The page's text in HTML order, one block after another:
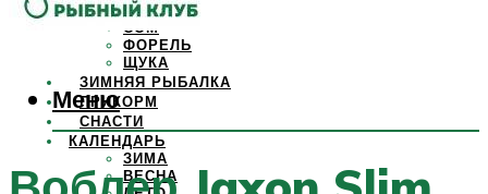
САЗАН
СОМ
ФОРЕЛЬ
ЩУКА
ЗИМНЯЯ РЫБАЛКА
ПРИКОРМ
СНАСТИ
КАЛЕНДАРЬ
ЗИМА
ВЕСНА
Меню